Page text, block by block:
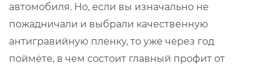
автомобиля. Но, если вы изначально не
пожадничали и выбрали качественную
антигравийную пленку, то уже через год
поймёте, в чем состоит главный профит от